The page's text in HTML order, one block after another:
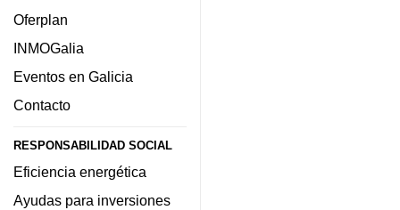
Oferplan
INMOGalia
Eventos en Galicia
Contacto
RESPONSABILIDAD SOCIAL
Eficiencia energética
Ayudas para inversiones